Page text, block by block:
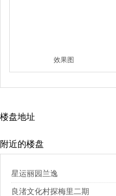
效果图
楼盘地址
附近的楼盘
星运丽园兰逸
良渚文化村探梅里二期